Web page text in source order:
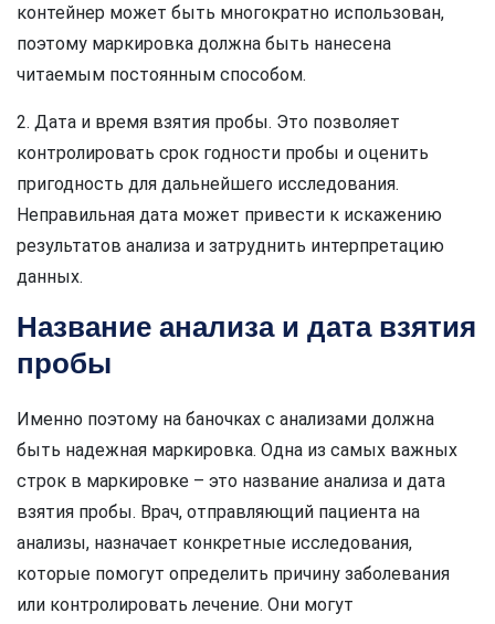
контейнер может быть многократно использован,
поэтому маркировка должна быть нанесена
читаемым постоянным способом.
2. Дата и время взятия пробы. Это позволяет
контролировать срок годности пробы и оценить
пригодность для дальнейшего исследования.
Неправильная дата может привести к искажению
результатов анализа и затруднить интерпретацию
данных.
Название анализа и дата взятия
пробы
Именно поэтому на баночках с анализами должна
быть надежная маркировка. Одна из самых важных
строк в маркировке – это название анализа и дата
взятия пробы. Врач, отправляющий пациента на
анализы, назначает конкретные исследования,
которые помогут определить причину заболевания
или контролировать лечение. Они могут